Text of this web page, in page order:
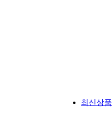
최신상품